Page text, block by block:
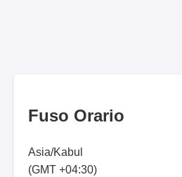
Fuso Orario
Asia/Kabul
(GMT +04:30)